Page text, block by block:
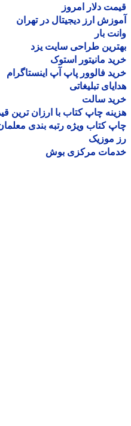
دلار امروز
ارز دیجیتال در تهران
بار
طراحی سایت یزد
مانیتور استوک
فالوور پاپ آپ اینستاگرام
تبلیغاتی
سالت
چاپ کتاب با ارزان ترین قیمت
کتاب ویژه رتبه بندی معلمان
موزیک
مرکزی بوش